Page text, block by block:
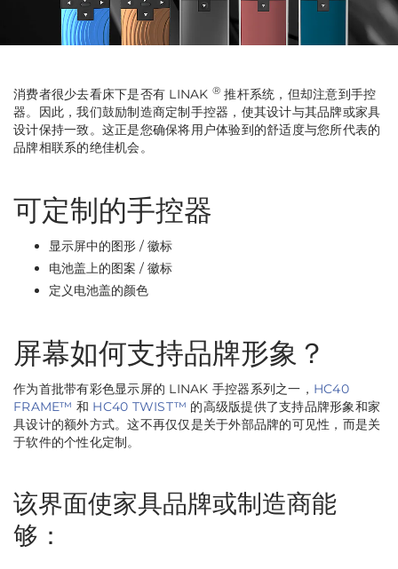
消费者很少去看床下是否有 LINAK ® 推杆系统，但却注意到手控
器。因此，我们鼓励制造商定制手控器，使其设计与其品牌或家具
设计保持一致。这正是您确保将用户体验到的舒适度与您所代表的
品牌相联系的绝佳机会。
可定制的手控器
显示屏中的图形 / 徽标
电池盖上的图案 / 徽标
定义电池盖的颜色
屏幕如何支持品牌形象？
作为首批带有彩色显示屏的 LINAK 手控器系列之一， HC40
FRAME™ 和 HC40 TWIST™ 的高级版提供了支持品牌形象和家
具设计的额外方式。这不再仅仅是关于外部品牌的可见性，而是关
于软件的个性化定制。
该界面使家具品牌或制造商能
够：